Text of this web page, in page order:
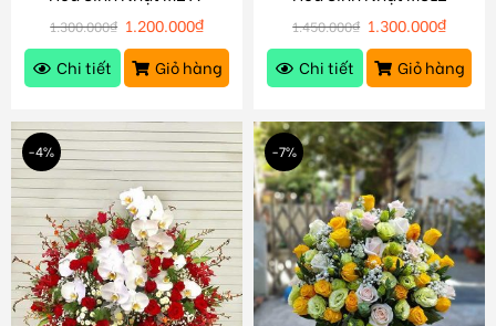
1.300.000₫ 1.200.000₫
Chi tiết
Giỏ hàng
1.450.000₫ 1.300.000₫
Chi tiết
Giỏ hàng
-4% -7%